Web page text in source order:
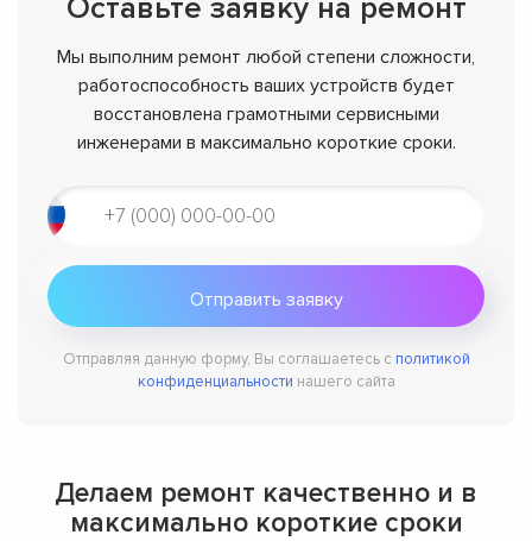
Оставьте заявку на ремонт
Мы выполним ремонт любой степени сложности,
работоспособность ваших устройств будет
восстановлена грамотными сервисными
инженерами в максимально короткие сроки.
Отправляя данную форму, Вы соглашаетесь с политикой
конфиденциальности нашего сайта
Делаем ремонт качественно и в
максимально короткие сроки